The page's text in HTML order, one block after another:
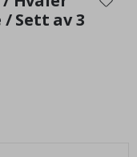
Sett av 3